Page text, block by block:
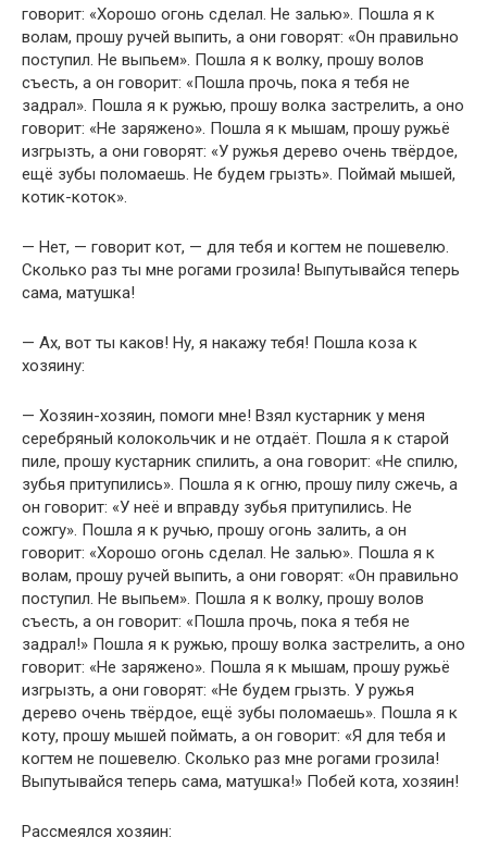
говорит: «Хорошо огонь сделал. Не залью». Пошла я к
волам, прошу ручей выпить, а они говорят: «Он правильно
поступил. Не выпьем». Пошла я к волку, прошу волов
съесть, а он говорит: «Пошла прочь, пока я тебя не
задрал». Пошла я к ружью, прошу волка застрелить, а оно
говорит: «Не заряжено». Пошла я к мышам, прошу ружьё
изгрызть, а они говорят: «У ружья дерево очень твёрдое,
ещё зубы поломаешь. Не будем грызть». Поймай мышей,
котик-коток».
— Нет, — говорит кот, — для тебя и когтем не пошевелю.
Сколько раз ты мне рогами грозила! Выпутывайся теперь
сама, матушка!
— Ах, вот ты каков! Ну, я накажу тебя! Пошла коза к
хозяину:
— Хозяин-хозяин, помоги мне! Взял кустарник у меня
серебряный колокольчик и не отдаёт. Пошла я к старой
пиле, прошу кустарник спилить, а она говорит: «Не спилю,
зубья притупились». Пошла я к огню, прошу пилу сжечь, а
он говорит: «У неё и вправду зубья притупились. Не
сожгу». Пошла я к ручью, прошу огонь залить, а он
говорит: «Хорошо огонь сделал. Не залью». Пошла я к
волам, прошу ручей выпить, а они говорят: «Он правильно
поступил. Не выпьем». Пошла я к волку, прошу волов
съесть, а он говорит: «Пошла прочь, пока я тебя не
задрал!» Пошла я к ружью, прошу волка застрелить, а оно
говорит: «Не заряжено». Пошла я к мышам, прошу ружьё
изгрызть, а они говорят: «Не будем грызть. У ружья
дерево очень твёрдое, ещё зубы поломаешь». Пошла я к
коту, прошу мышей поймать, а он говорит: «Я для тебя и
когтем не пошевелю. Сколько раз мне рогами грозила!
Выпутывайся теперь сама, матушка!» Побей кота, хозяин!
Рассмеялся хозяин: